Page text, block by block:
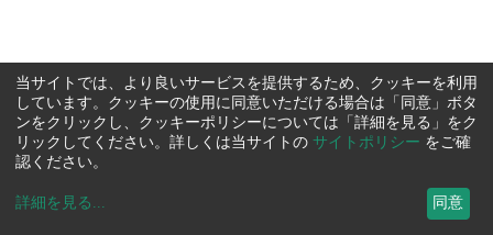
当サイトでは、より良いサービスを提供するため、クッキーを利用
しています。クッキーの使用に同意いただける場合は「同意」ボタ
ンをクリックし、クッキーポリシーについては「詳細を見る」をク
リックしてください。詳しくは当サイトの サイトポリシー をご確
認ください。
詳細を見る ... 同意